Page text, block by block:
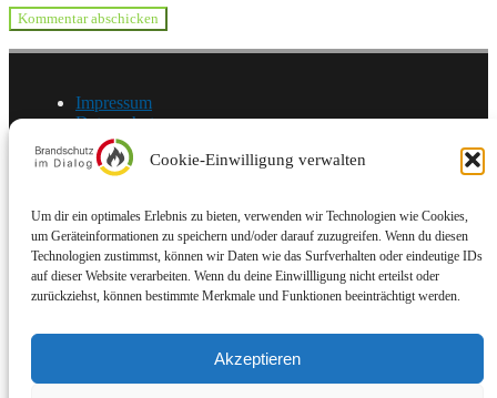
Cookie-Einwilligung verwalten
Um dir ein optimales Erlebnis zu bieten, verwenden wir Technologien wie Cookies,
um Geräteinformationen zu speichern und/oder darauf zuzugreifen. Wenn du diesen
Technologien zustimmst, können wir Daten wie das Surfverhalten oder eindeutige IDs
auf dieser Website verarbeiten. Wenn du deine Einwillligung nicht erteilst oder
zurückziehst, können bestimmte Merkmale und Funktionen beeinträchtigt werden.
Akzeptieren
Impressum
Datenschutz
© Brandschutz im Dialog | Stand: 10/2025
Brandschutz im Dialog
Startseite
Unklare und widersprüchliche Auslegungen zu
„Standardfragen“
Nicht vertretbare „Handhabungen“ im
Unklare Gesetzeslage / Fragen an die Wissenschaft
Mitwirkende